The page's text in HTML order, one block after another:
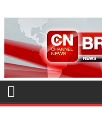
to
content